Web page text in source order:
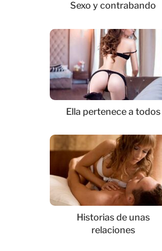
Sexo y contrabando
Ella pertenece a todos
Historias de unas
relaciones